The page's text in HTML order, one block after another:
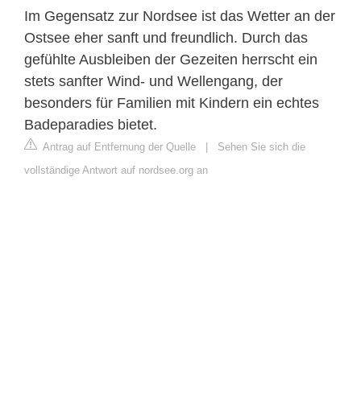
Im Gegensatz zur Nordsee ist das Wetter an der
Ostsee eher sanft und freundlich. Durch das
gefühlte Ausbleiben der Gezeiten herrscht ein
stets sanfter Wind- und Wellengang, der
besonders für Familien mit Kindern ein echtes
Badeparadies bietet.
Antrag auf Entfernung der Quelle
Sehen Sie sich die
vollständige Antwort auf nordsee.org an